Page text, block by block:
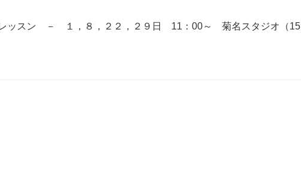
レッスン － １，８，２２，２９日 11：00～ 菊名スタジオ（15